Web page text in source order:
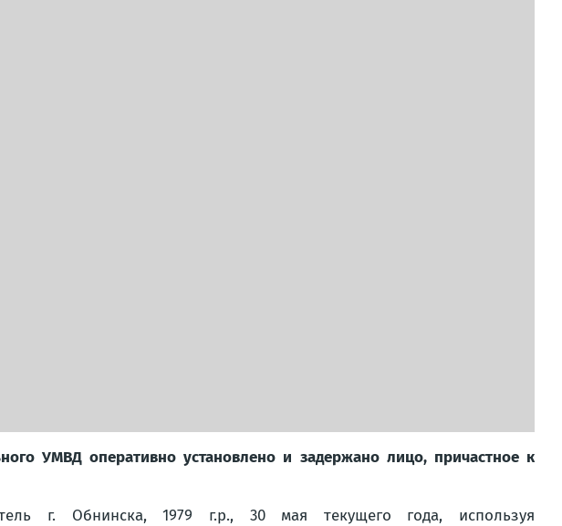
УМВД оперативно установлено и задержано лицо, причастное к
г. Обнинска, 1979 г.р., 30 мая текущего года, используя